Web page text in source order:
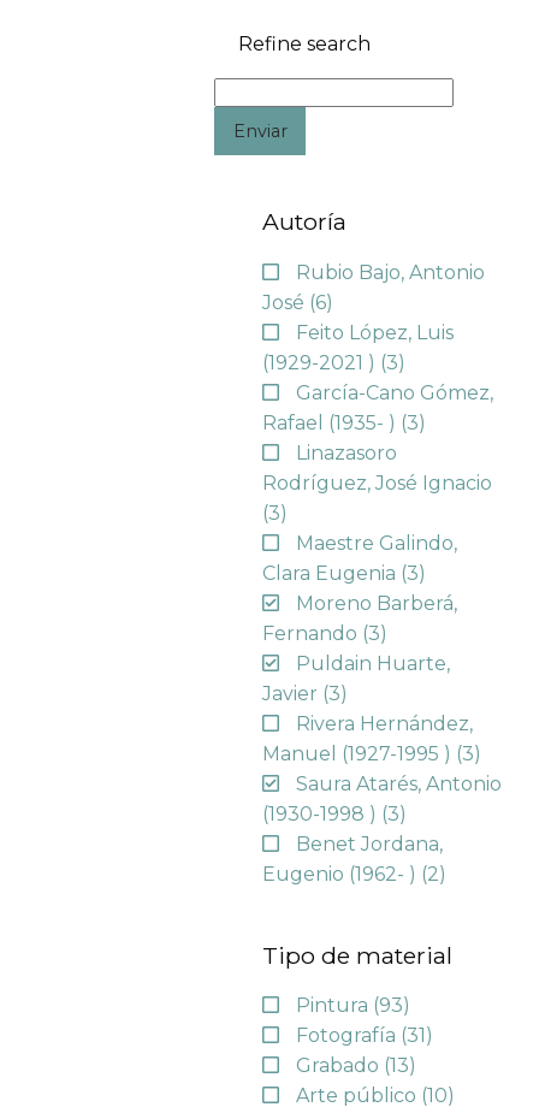
Refine search
Enviar
Autoría
Rubio Bajo, Antonio
José (6)
Feito López, Luis
(1929-2021 ) (3)
García-Cano Gómez,
Rafael (1935- ) (3)
Linazasoro
Rodríguez, José Ignacio
(3)
Maestre Galindo,
Clara Eugenia (3)
Moreno Barberá,
Fernando (3)
Puldain Huarte,
Javier (3)
Rivera Hernández,
Manuel (1927-1995 ) (3)
Saura Atarés, Antonio
(1930-1998 ) (3)
Benet Jordana,
Eugenio (1962- ) (2)
Tipo de material
Pintura (93)
Fotografía (31)
Grabado (13)
Arte público (10)